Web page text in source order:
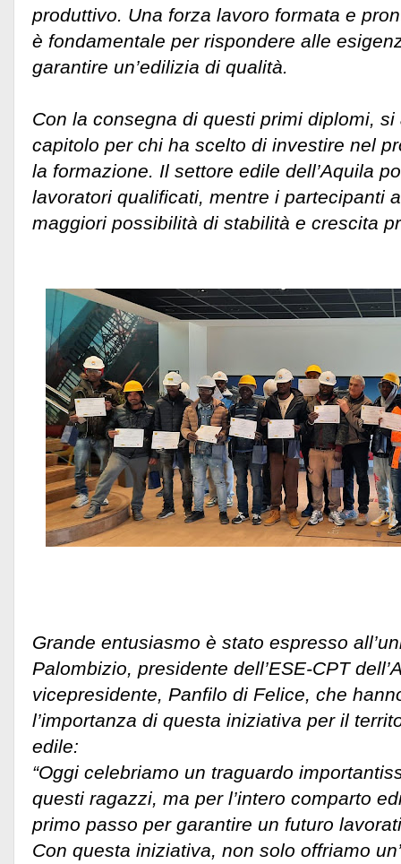
produttivo. Una forza lavoro formata e
è fondamentale per rispondere alle
garantire un’edilizia di qualità.
Con la consegna di questi primi diplomi,
capitolo per chi ha scelto di investire nel
la formazione. Il settore edile dell’Aquila
lavoratori qualificati, mentre i partecipanti
maggiori possibilità di stabilità e crescita
Grande entusiasmo è stato espresso
Palombizio, presidente dell’ESE-CPT
vicepresidente, Panfilo di Felice, che
l’importanza di questa iniziativa per il
edile:
“Oggi celebriamo un traguardo
questi ragazzi, ma per l’intero comparto
primo passo per garantire un futuro
Con questa iniziativa, non solo offriamo